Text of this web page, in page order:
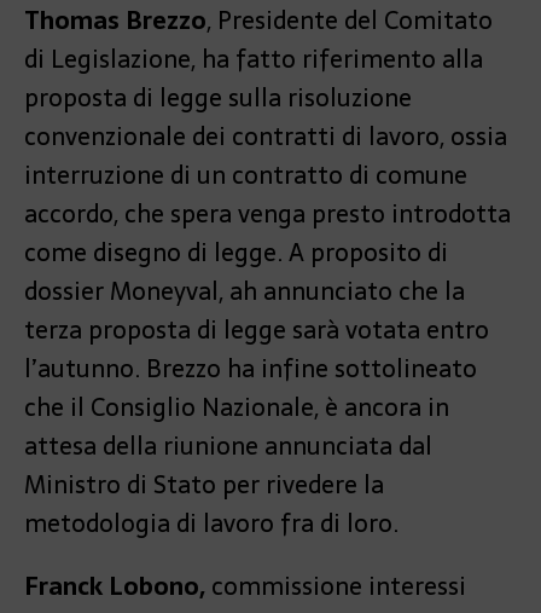
Thomas Brezzo, Presidente del Comitato
di Legislazione, ha fatto riferimento alla
proposta di legge sulla risoluzione
convenzionale dei contratti di lavoro, ossia
interruzione di un contratto di comune
accordo, che spera venga presto introdotta
come disegno di legge. A proposito di
dossier Moneyval, ah annunciato che la
terza proposta di legge sarà votata entro
l’autunno. Brezzo ha infine sottolineato
che il Consiglio Nazionale, è ancora in
attesa della riunione annunciata dal
Ministro di Stato per rivedere la
metodologia di lavoro fra di loro.
Franck Lobono,commissione interessi